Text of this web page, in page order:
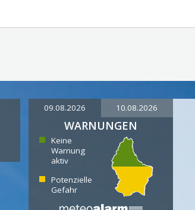
09.08.2026 10.08.2026
WARNUNGEN
Keine
Warnung
aktiv
Potenzielle
Gefahr